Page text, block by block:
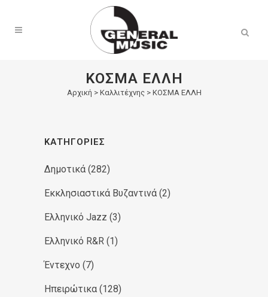
ΚΟΣΜΑ ΕΛΛΗ
Αρχική > Καλλιτέχνης > ΚΟΣΜΑ ΕΛΛΗ
ΚΑΤΗΓΟΡΊΕΣ
Δημοτικά (282)
Εκκλησιαστικά Βυζαντινά (2)
Ελληνικό Jazz (3)
Ελληνικό R&R (1)
Έντεχνο (7)
Ηπειρώτικα (128)